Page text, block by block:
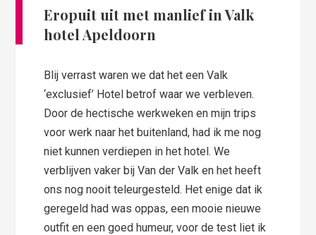
Eropuit uit met manlief in Valk
hotel Apeldoorn
Blij verrast waren we dat het een Valk
‘exclusief’ Hotel betrof waar we verbleven.
Door de hectische werkweken en mijn trips
voor werk naar het buitenland, had ik me nog
niet kunnen verdiepen in het hotel. We
verblijven vaker bij Van der Valk en het heeft
ons nog nooit teleurgesteld. Het enige dat ik
geregeld had was oppas, een mooie nieuwe
outfit en een goed humeur, voor de test liet ik